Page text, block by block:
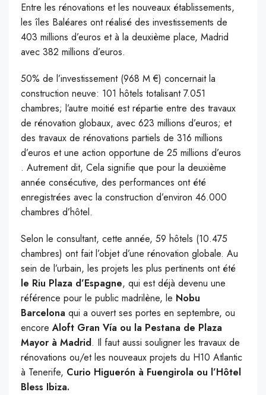
Entre les rénovations et les nouveaux établissements,
les îles Baléares ont réalisé des investissements de
403 millions d’euros et à la deuxième place, Madrid
avec 382 millions d’euros.
50% de l’investissement (968 M €) concernait la
construction neuve: 101 hôtels totalisant 7.051
chambres; l’autre moitié est répartie entre des travaux
de rénovation globaux, avec 623 millions d’euros; et
des travaux de rénovations partiels de 316 millions
d’euros et une action opportune de 25 millions d’euros
. Autrement dit, Cela signifie que pour la deuxième
année consécutive, des performances ont été
enregistrées avec la construction d’environ 46.000
chambres d’hôtel.
Selon le consultant, cette année, 59 hôtels (10.475
chambres) ont fait l’objet d’une rénovation globale. Au
sein de l’urbain, les projets les plus pertinents ont été
le Riu Plaza d’Espagne, qui est déjà devenu une
référence pour le public madrilène, le Nobu
Barcelona qui a ouvert ses portes en septembre, ou
encoreAloft Gran Vía ou la Pestana de Plaza
Mayor à Madrid. Il faut aussi souligner les travaux de
rénovations ou/et les nouveaux projets du H10 Atlantic
à Tenerife, Curio Higuerón à Fuengirola ou l’Hôtel
Bless Ibiza.